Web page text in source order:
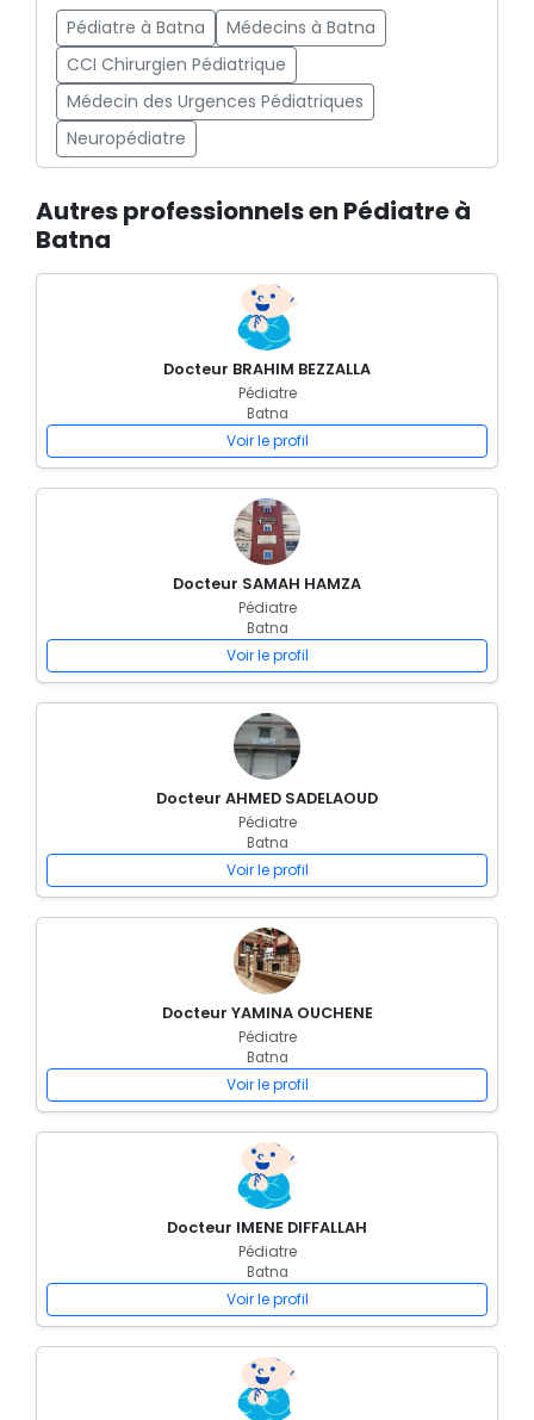
Pédiatre à Batna
Médecins à Batna
CCI Chirurgien Pédiatrique
Médecin des Urgences Pédiatriques
Neuropédiatre
Autres professionnels en Pédiatre à
Batna
Docteur BRAHIM BEZZALLA
Pédiatre
Batna
Voir le profil
Docteur SAMAH HAMZA
Pédiatre
Batna
Voir le profil
Docteur AHMED SADELAOUD
Pédiatre
Batna
Voir le profil
Docteur YAMINA OUCHENE
Pédiatre
Batna
Voir le profil
Docteur IMENE DIFFALLAH
Pédiatre
Batna
Voir le profil